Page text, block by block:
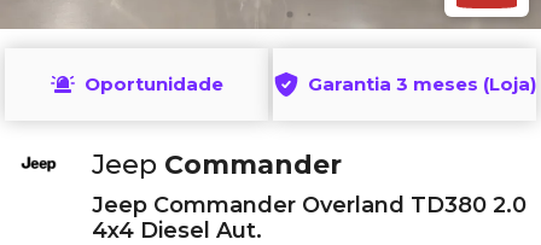
Oportunidade Garantia 3 meses (Loja)
Jeep Commander
Jeep Commander Overland TD380 2.0
4x4 Diesel Aut.